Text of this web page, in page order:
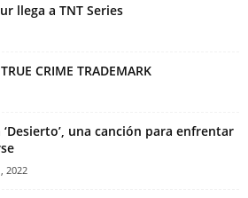
llega a TNT Series
CRIME TRADEMARK
una canción para enfrentar
2022